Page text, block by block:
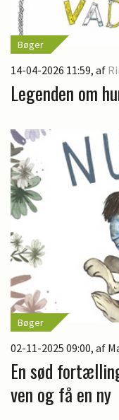
Bøger
14-04-2026 11:59, af
Legenden om
Bøger
02-11-2025 09:00, af
En sød
ven og få en ny